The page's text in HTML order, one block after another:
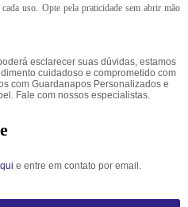
uso. Opte pela praticidade sem abrir mão
esclarecer suas dúvidas, estamos
cuidadoso e comprometido com
com Guardanapos Personalizados e
Fale com nossos especialistas.
e entre em contato por email.